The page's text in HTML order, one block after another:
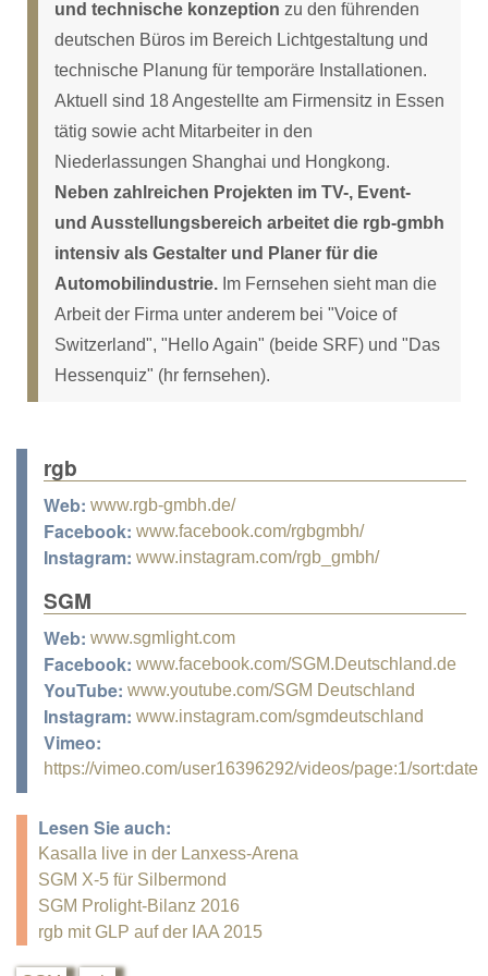
und technische konzeption zu den führenden
deutschen Büros im Bereich Lichtgestaltung und
technische Planung für temporäre Installationen.
Aktuell sind 18 Angestellte am Firmensitz in Essen
tätig sowie acht Mitarbeiter in den
Niederlassungen Shanghai und Hongkong.
Neben zahlreichen Projekten im TV-, Event-
und Ausstellungsbereich arbeitet die rgb-gmbh
intensiv als Gestalter und Planer für die
Automobilindustrie. Im Fernsehen sieht man die
Arbeit der Firma unter anderem bei "Voice of
Switzerland", "Hello Again" (beide SRF) und "Das
Hessenquiz" (hr fernsehen).
rgb
Web: www.rgb-gmbh.de/
Facebook: www.facebook.com/rgbgmbh/
Instagram: www.instagram.com/rgb_gmbh/
SGM
Web: www.sgmlight.com
Facebook: www.facebook.com/SGM.Deutschland.de
YouTube: www.youtube.com/SGM Deutschland
Instagram: www.instagram.com/sgmdeutschland
Vimeo:
https://vimeo.com/user16396292/videos/page:1/sort:date
Lesen Sie auch:
Kasalla live in der Lanxess-Arena
SGM X-5 für Silbermond
SGM Prolight-Bilanz 2016
rgb mit GLP auf der IAA 2015